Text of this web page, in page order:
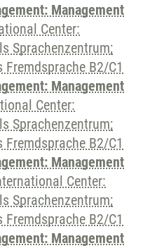
Management
Center:
Sprachenzentrum;
Fremdsprache B2/C1
Management
Center:
Sprachenzentrum;
Fremdsprache B2/C1
Management
Center:
Sprachenzentrum;
Fremdsprache B2/C1
Management